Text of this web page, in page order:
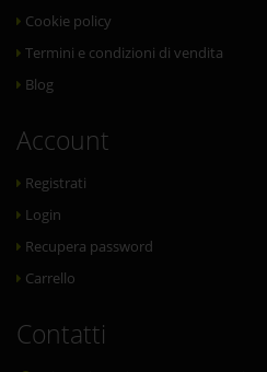
Cookie policy
Termini e condizioni di vendita
Blog
Account
Registrati
Login
Recupera password
Carrello
Contatti